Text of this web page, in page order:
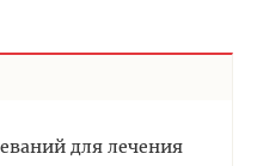
для лечения